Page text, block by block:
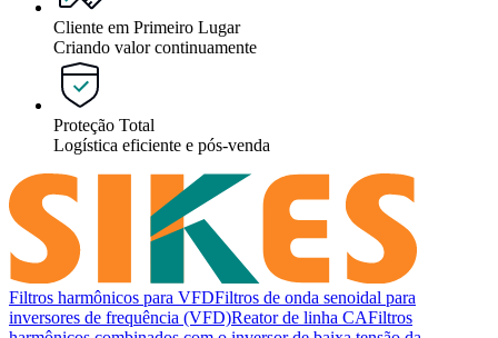
Cliente em Primeiro Lugar
Criando valor continuamente
Proteção Total
Logística eficiente e pós-venda
Filtros harmônicos para VFDFiltros de onda senoidal para
inversores de frequência (VFD)Reator de linha CAFiltros